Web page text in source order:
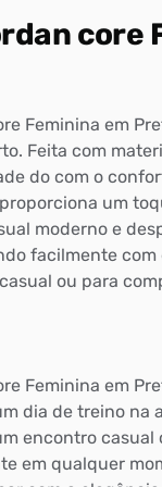
core
Feminina em
Feita com
do com o
um
moderno e
facilmente com
ou para
Feminina em
dia de treino na
encontro casual
em qualquer